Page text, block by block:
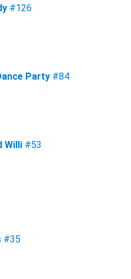
#126
Party #84
Willi #53
#35